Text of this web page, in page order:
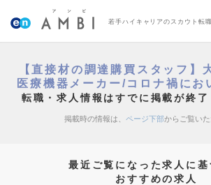
若手ハイキャリアのスカウト転職
【直接材の調達購買スタッフ】
医療機器メーカー/コロナ禍にお
転職・求人情報はすでに掲載が終了
掲載時の情報は、 ページ下部からご覧いた
最近ご覧になった求人に基
おすすめの求人